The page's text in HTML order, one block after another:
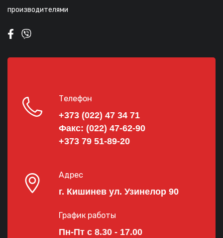
производителями
Телефон
+373 (022) 47 34 71
Факс: (022) 47-62-90
+373 79 51-89-20
Адрес
г. Кишинев ул. Узинелор 90
График работы
Пн-Пт с 8.30 - 17.00